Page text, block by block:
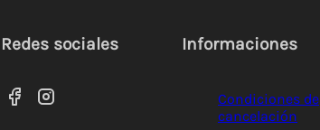
Redes sociales Informaciones
Condiciones de
cancelación